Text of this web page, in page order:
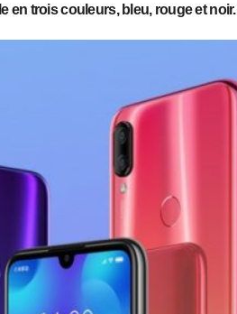
en trois couleurs, bleu, rouge et noir.